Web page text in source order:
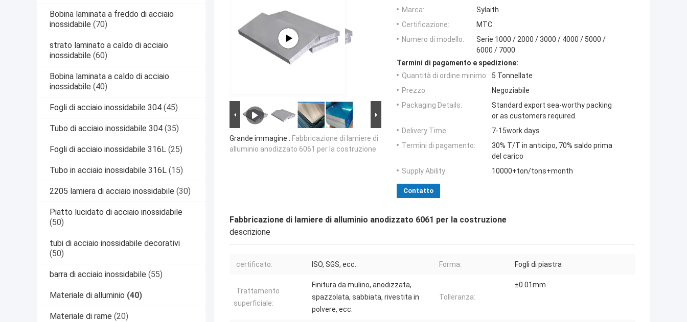
Bobina laminata a freddo di acciaio
inossidabile (70)
strato laminato a caldo di acciaio
inossidabile (60)
Bobina laminata a caldo di acciaio
inossidabile (40)
Fogli di acciaio inossidabile 304 (45)
Tubo di acciaio inossidabile 304 (35)
Fogli di acciaio inossidabile 316L (25)
Tubo in acciaio inossidabile 316L (15)
2205 lamiera di acciaio inossidabile (30)
Piatto lucidato di acciaio inossidabile
(50)
tubi di acciaio inossidabile decorativi
(50)
barra di acciaio inossidabile (55)
Materiale di alluminio (40)
Materiale di rame (20)
Grande immagine : Fabbricazione di lamiere di
alluminio anodizzato 6061 per la costruzione
Marca:
Sylaith
Certificazione:
MTC
Numero di modello:
Serie 1000 / 2000 / 3000 / 4000 / 5000 /
6000 / 7000
Termini di pagamento e spedizione:
Quantità di ordine minimo:
5 Tonnellate
Prezzo:
Negoziabile
Packaging Details:
Standard export sea-worthy packing
or as customers required.
Delivery Time:
7-15work days
Termini di pagamento:
30% T/T in anticipo, 70% saldo prima
del carico
Supply Ability:
10000+ton/tons+month
Contatto
Fabbricazione di lamiere di alluminio anodizzato 6061 per la costruzione
descrizione
certificato: ISO, SGS, ecc. Forma: Fogli di piastra
Trattamento
superficiale:
Finitura da mulino, anodizzata,
spazzolata, sabbiata, rivestita in
polvere, ecc.
Tolleranza:
±0.01mm